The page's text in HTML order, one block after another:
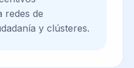
redes de
y clústeres.